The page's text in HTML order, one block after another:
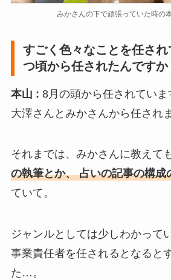
みかさんの下で頑張っていた時の
すごく色々なことを任さ
つ頃から任されたんですか
本山 : 8月の頭から任されてい
大澤さんとみかさんから任され
それまでは、みかさんに教えて
の執筆とか、 占いの記事の構成
ていて。
ジャンルとしては少しわかって
事業責任者を任されるとなると
た…。